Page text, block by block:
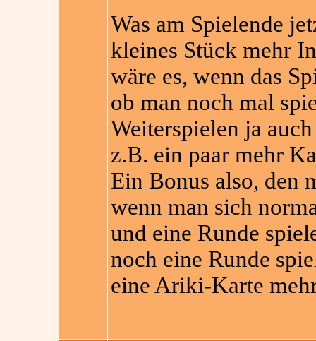
Was am Spielende
kleines Stück mehr
wäre es, wenn das
ob man noch mal
Weiterspielen ja
z.B. ein paar mehr
Ein Bonus also, den
wenn man sich
und eine Runde
noch eine Runde
eine Ariki-Karte